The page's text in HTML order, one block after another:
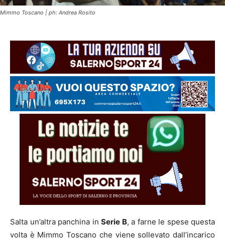
Mimmo Toscano | ph: Andrea Rosito
Salta un’altra panchina in Serie B, a farne le spese questa
volta è Mimmo Toscano che viene sollevato dall’incarico